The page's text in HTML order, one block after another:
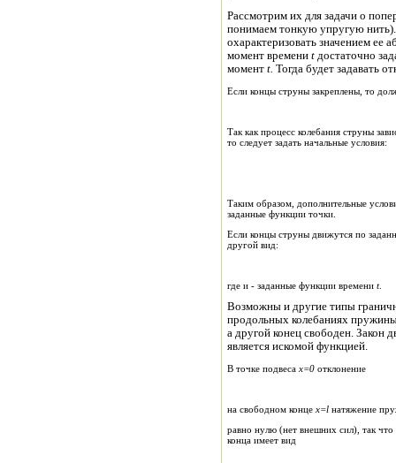
Рассмотрим их для задачи о
понимаем тонкую упругую
охарактеризовать значением ее
момент времени t достаточно
момент t. Тогда будет
Если концы струны
Так как процесс колебания струны
то следует задать начальные условия:
Таким образом, дополнительные
заданные функции точки.
Если концы струны движутся по
другой вид:
где и - заданные функции времени t.
Возможны и другие типы
продольных колебаниях
а другой конец свободен. Закон
является искомой функцией.
В точке подвеса x=0 отклонение
на свободном конце x=l натяжение
равно нулю (нет внешних сил), так
конца имеет вид